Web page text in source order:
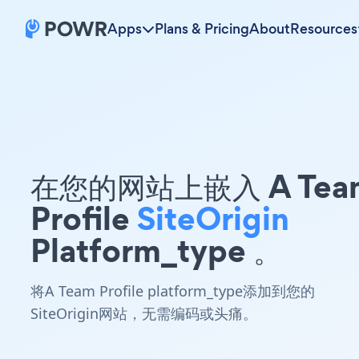
Apps Plans & PricingAboutResources
在您的网站上嵌入 A
ProfileSiteOrigin
Platform_type 。
将A Team Profile platform_type添加到您的
SiteOrigin网站，无需编码或头痛。